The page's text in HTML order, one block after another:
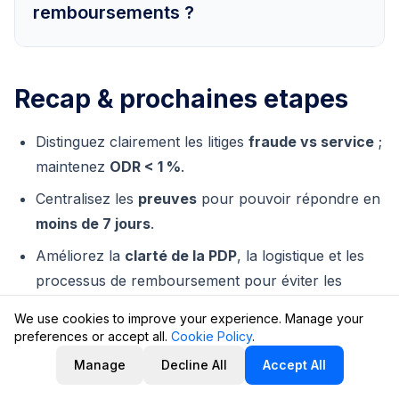
Learn more about A-to-z Guarantee claims
remboursements ?
plus claires
, d’expéditions suivies avec
valeur, d’un
support rapide après livraison
pouvez protéger votre marge tout en
réduisant les litiges en corrigeant les quelques
causes principales qui génèrent la majorité des
réclamations.
Recap & prochaines etapes
Distinguez clairement les litiges fraude vs service ;
maintenez ODR < 1 %.
Centralisez les preuves pour pouvoir répondre en
moins de 7 jours.
Améliorez la clarté de la PDP, la logistique et les
processus de remboursement pour éviter les
Travaillez avec des données au niveau de la
commande dans laSellerMagnet Analytics
We use cookies to improve your experience. Manage your
preferences or accept all. Cookie Policy.
Manage
Decline All Accept All